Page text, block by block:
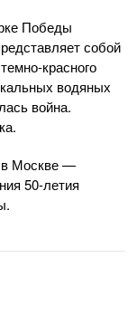
Победы
собой
красного
водяных
война.
Москве —
50-летия